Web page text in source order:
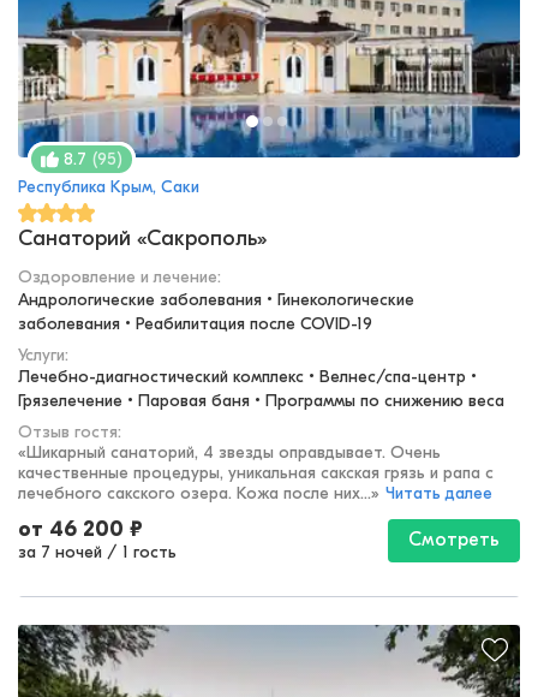
8.7 (95)
Республика Крым, Саки
Санаторий «Сакрополь»
Оздоровление и лечение:
Андрологические заболевания • Гинекологические
заболевания • Реабилитация после COVID-19
Услуги:
Лечебно-диагностический комплекс • Велнес/спа-центр •
Грязелечение • Паровая баня • Программы по снижению веса
Отзыв гостя:
«Шикарный санаторий, 4 звезды оправдывает. Очень
качественные процедуры, уникальная сакская грязь и рапа с
лечебного сакского озера. Кожа после них...» Читать далее
от 46 200 ₽
за 7 ночей / 1 гость
Смотреть